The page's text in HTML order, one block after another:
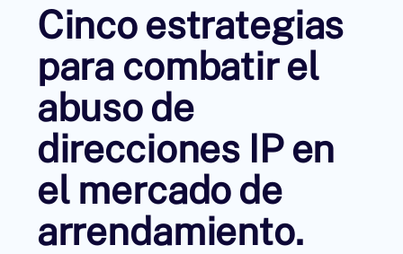
Cinco estrategias
para combatir el
abuso de
direcciones IP en
el mercado de
arrendamiento.